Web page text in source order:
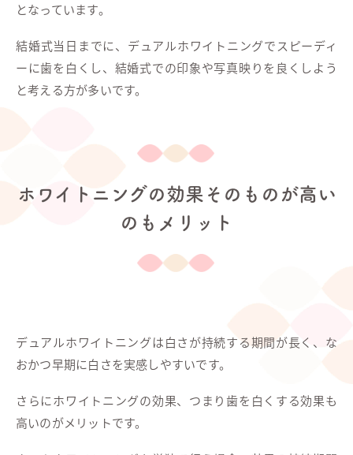
となっています。
結婚式当日までに、デュアルホワイトニングでスピーディ
ーに歯を白くし、結婚式での印象や写真映りを良くしよう
と考える方が多いです。
ホワイトニングの効果そのものが高い
のもメリット
デュアルホワイトニングは白さが持続する期間が長く、な
おかつ早期に白さを実感しやすいです。
さらにホワイトニングの効果、つまり歯を白くする効果も
高いのがメリットです。